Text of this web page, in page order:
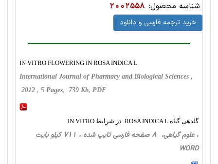
شناسه محصول: 2002558
خرید ترجمه فارسی و دانلود
IN VITRO FLOWERING IN ROSA INDICA L
International Journal of Pharmacy and Biological Sciences ,
2012 , 5 Pages, 739 Kb, PDF
گلدهی گیاه ROSA INDICA L. در شرایط IN VITRO
، علوم گیاهی، 8 صفحه فارسی تایپ شده ، 711 کیلو بایت
WORD